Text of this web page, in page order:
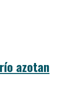
azotan